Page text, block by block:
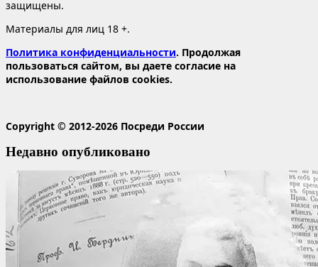
защищены.
Материалы для лиц 18 +.
Политика конфиденциальности. Продолжая
пользоваться сайтом, вы даете согласие на
использование файлов cookies.
Copyright © 2012-2026 Посреди России
Недавно опубликовано